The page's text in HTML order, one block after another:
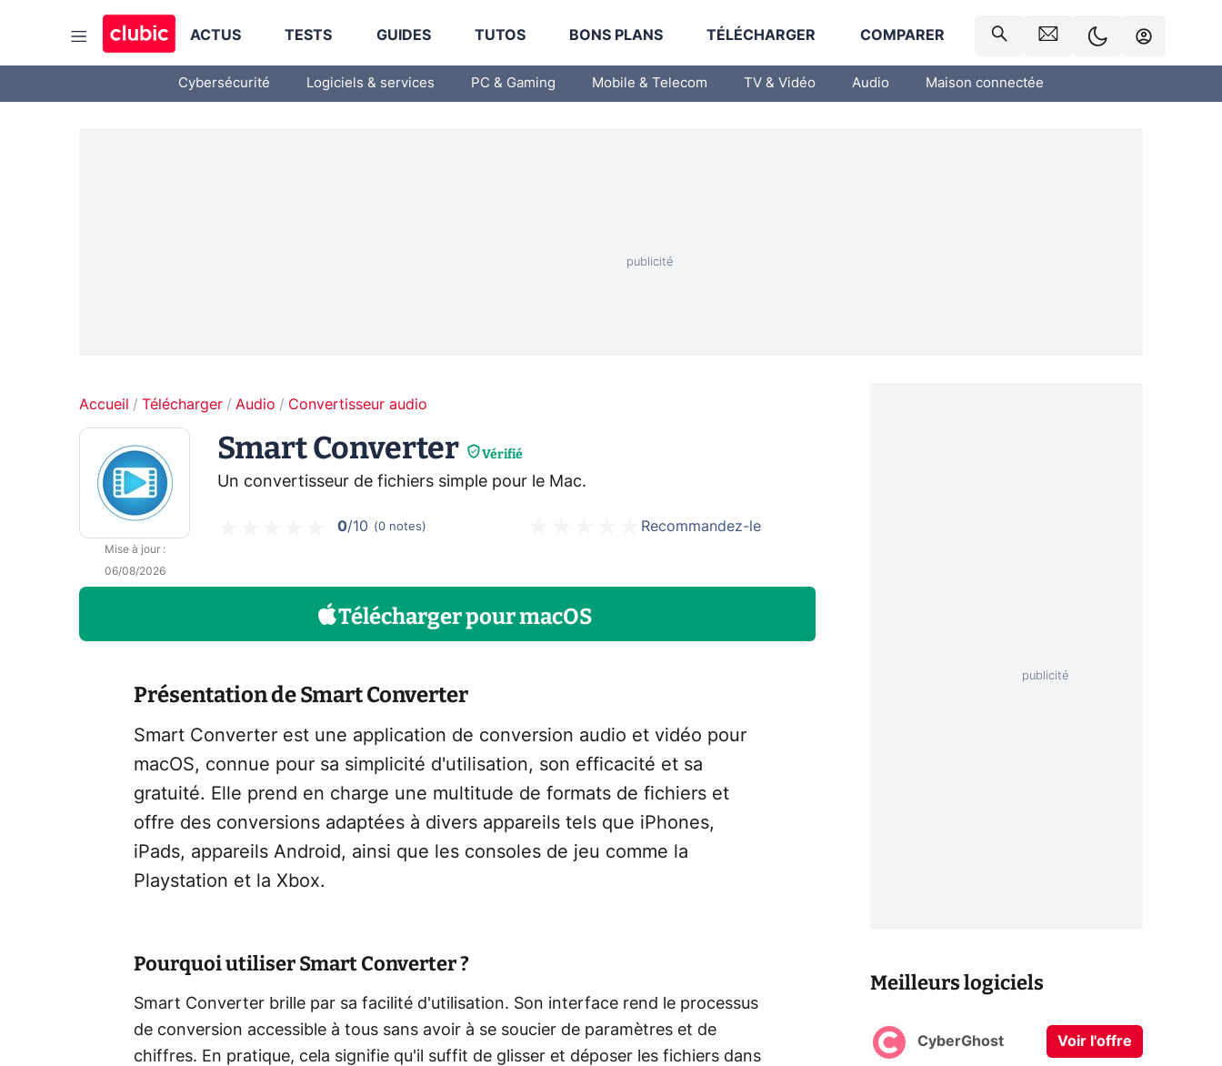
ACTUS TESTS GUIDES TUTOS BONS PLANS TÉLÉCHARGER COMPARER
Cybersécurité Logiciels & services PC & Gaming Mobile & Telecom TV & Vidéo Audio Maison connectée
Accueil Télécharger Audio Convertisseur audio
Mise à jour:
06/08/2026
Smart Converter Vérifié
Un convertisseur de fichiers simple pour le Mac.
0/10 (0 notes) Recommandez-le
TéléchargerpourmacOS
Présentation de Smart Converter
Smart Converter est une application de conversion audio et vidéo pour
macOS, connue pour sa simplicité d'utilisation, son efficacité et sa
gratuité. Elle prend en charge une multitude de formats de fichiers et
offre des conversions adaptées à divers appareils tels que iPhones,
iPads, appareils Android, ainsi que les consoles de jeu comme la
Playstation et la Xbox.
Pourquoi utiliser Smart Converter ?
Smart Converter brille par sa facilité d'utilisation. Son interface rend le processus
de conversion accessible à tous sans avoir à se soucier de paramètres et de
chiffres. En pratique, cela signifie qu'il suffit de glisser et déposer les fichiers dans
Meilleurs logiciels
CyberGhost Voir l'offre